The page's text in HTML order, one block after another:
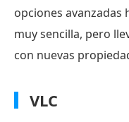
opciones avanzadas
muy sencilla, pero
con nuevas
VLC